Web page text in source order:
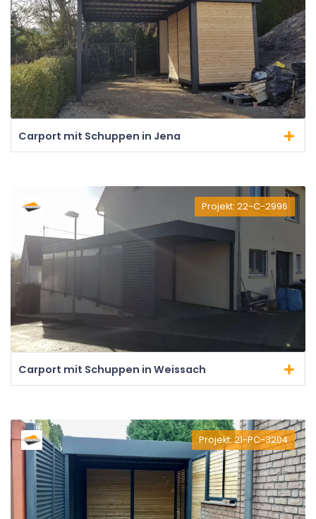
Carport mit Schuppen in Jena
Projekt: 22-C-2996
Carport mit Schuppen in Weissach
Projekt: 21-PC-3204